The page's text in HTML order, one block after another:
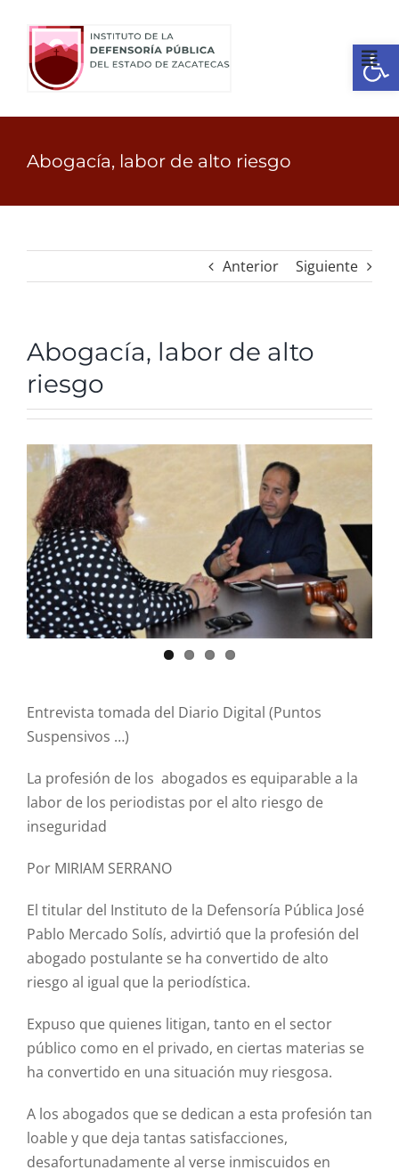
contenido
Identidad
Transparencia
Comité de ética
Aviso de privacidad
SIDP
Abogacía, labor de alto riesgo
Anterior Siguiente
Abogacía, labor de alto
riesgo
View
Larger
Image
Entrevista tomada del Diario Digital (Puntos
Suspensivos …)
La profesión de los abogados es equiparable a la
labor de los periodistas por el alto riesgo de
inseguridad
Por MIRIAM SERRANO
El titular del Instituto de la Defensoría Pública José
Pablo Mercado Solís, advirtió que la profesión del
abogado postulante se ha convertido de alto
riesgo al igual que la periodística.
Expuso que quienes litigan, tanto en el sector
público como en el privado, en ciertas materias se
ha convertido en una situación muy riesgosa.
A los abogados que se dedican a esta profesión tan
loable y que deja tantas satisfacciones,
desafortunadamente al verse inmiscuidos en